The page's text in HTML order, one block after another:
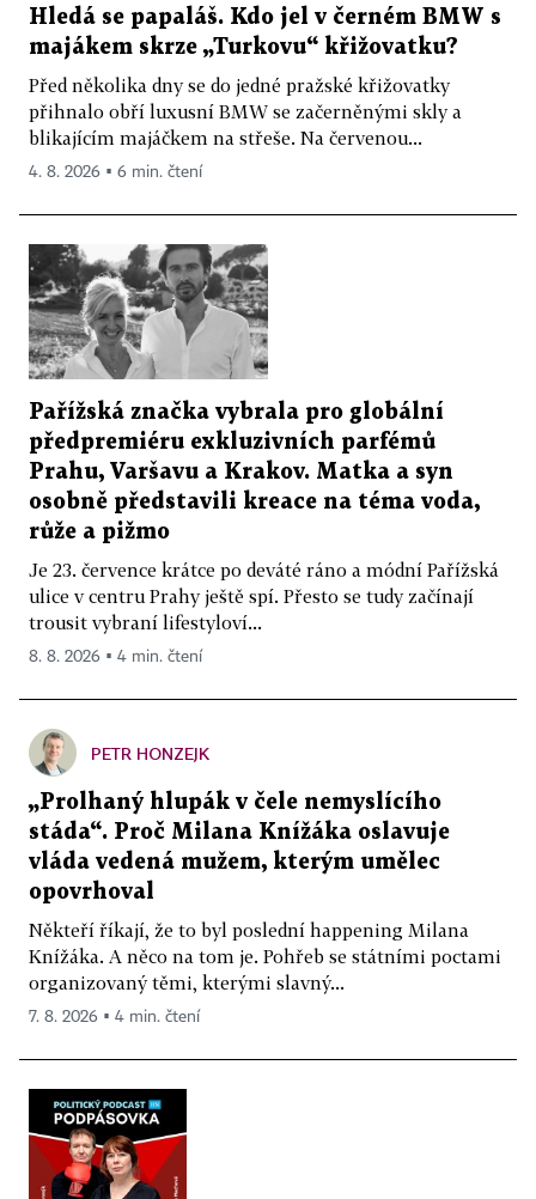
Hledá se papaláš. Kdo jel v černém BMW s
majákem skrze „Turkovu“ křižovatku?
Před několika dny se do jedné pražské křižovatky
přihnalo obří luxusní BMW se začerněnými skly a
blikajícím majáčkem na střeše. Na červenou...
4. 8. 2026 ▪ 6 min. čtení
Pařížská značka vybrala pro globální
předpremiéru exkluzivních parfémů
Prahu, Varšavu a Krakov. Matka a syn
osobně představili kreace na téma voda,
růže a pižmo
Je 23. července krátce po deváté ráno a módní Pařížská
ulice v centru Prahy ještě spí. Přesto se tudy začínají
trousit vybraní lifestyloví...
8. 8. 2026 ▪ 4 min. čtení
PETR HONZEJK
„Prolhaný hlupák v čele nemyslícího
stáda“. Proč Milana Knížáka oslavuje
vláda vedená mužem, kterým umělec
opovrhoval
Někteří říkají, že to byl poslední happening Milana
Knížáka. A něco na tom je. Pohřeb se státními poctami
organizovaný těmi, kterými slavný...
7. 8. 2026 ▪ 4 min. čtení